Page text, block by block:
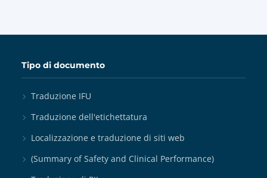
Tipo di documento
Traduzione IFU
Traduzione dell'etichettatura
Localizzazione e traduzione di siti web
(Summary of Safety and Clinical Performance)